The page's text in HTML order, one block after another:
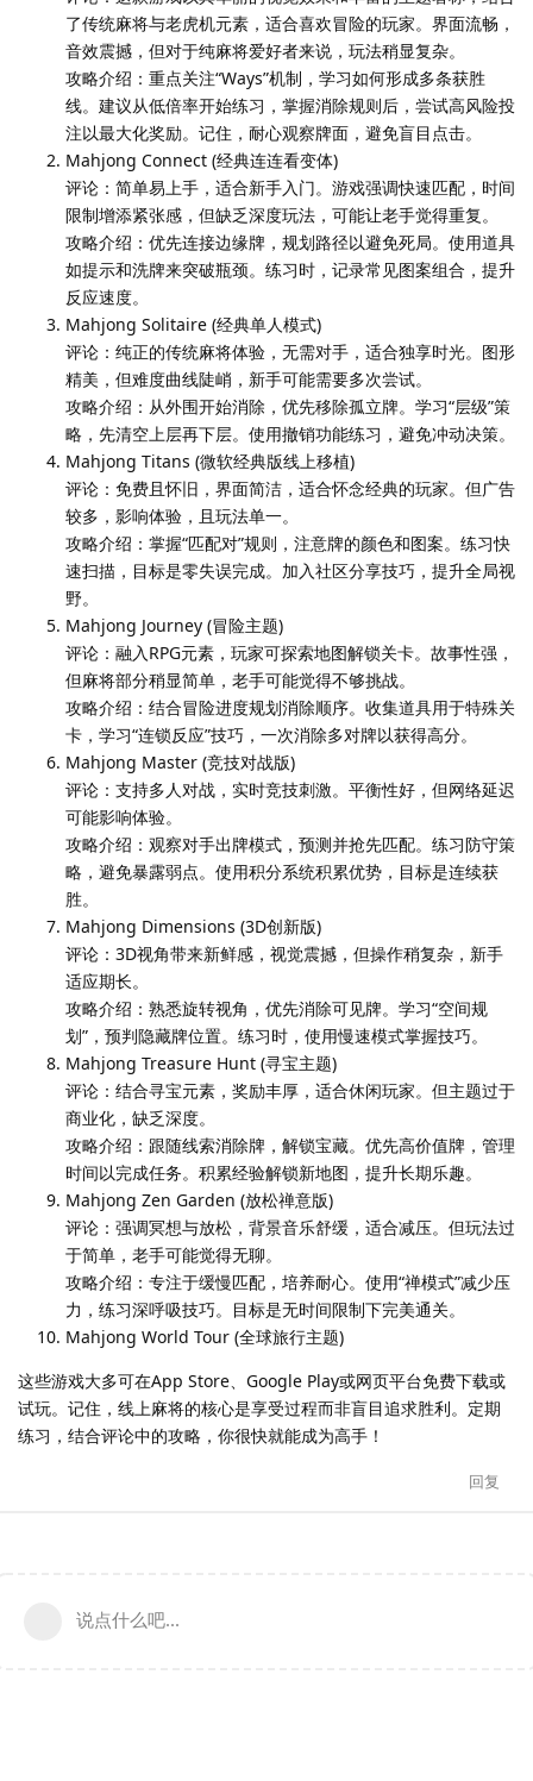
了传统麻将与老虎机元素，适合喜欢冒险的玩家。界面流畅，
音效震撼，但对于纯麻将爱好者来说，玩法稍显复杂。
攻略介绍：重点关注“Ways”机制，学习如何形成多条获胜
线。建议从低倍率开始练习，掌握消除规则后，尝试高风险投
注以最大化奖励。记住，耐心观察牌面，避免盲目点击。
Mahjong Connect (经典连连看变体)
评论：简单易上手，适合新手入门。游戏强调快速匹配，时间
限制增添紧张感，但缺乏深度玩法，可能让老手觉得重复。
攻略介绍：优先连接边缘牌，规划路径以避免死局。使用道具
如提示和洗牌来突破瓶颈。练习时，记录常见图案组合，提升
反应速度。
Mahjong Solitaire (经典单人模式)
评论：纯正的传统麻将体验，无需对手，适合独享时光。图形
精美，但难度曲线陡峭，新手可能需要多次尝试。
攻略介绍：从外围开始消除，优先移除孤立牌。学习“层级”策
略，先清空上层再下层。使用撤销功能练习，避免冲动决策。
Mahjong Titans (微软经典版线上移植)
评论：免费且怀旧，界面简洁，适合怀念经典的玩家。但广告
较多，影响体验，且玩法单一。
攻略介绍：掌握“匹配对”规则，注意牌的颜色和图案。练习快
速扫描，目标是零失误完成。加入社区分享技巧，提升全局视
野。
Mahjong Journey (冒险主题)
评论：融入RPG元素，玩家可探索地图解锁关卡。故事性强，
但麻将部分稍显简单，老手可能觉得不够挑战。
攻略介绍：结合冒险进度规划消除顺序。收集道具用于特殊关
卡，学习“连锁反应”技巧，一次消除多对牌以获得高分。
Mahjong Master (竞技对战版)
评论：支持多人对战，实时竞技刺激。平衡性好，但网络延迟
可能影响体验。
攻略介绍：观察对手出牌模式，预测并抢先匹配。练习防守策
略，避免暴露弱点。使用积分系统积累优势，目标是连续获
胜。
Mahjong Dimensions (3D创新版)
评论：3D视角带来新鲜感，视觉震撼，但操作稍复杂，新手
适应期长。
攻略介绍：熟悉旋转视角，优先消除可见牌。学习“空间规
划”，预判隐藏牌位置。练习时，使用慢速模式掌握技巧。
Mahjong Treasure Hunt (寻宝主题)
评论：结合寻宝元素，奖励丰厚，适合休闲玩家。但主题过于
商业化，缺乏深度。
攻略介绍：跟随线索消除牌，解锁宝藏。优先高价值牌，管理
时间以完成任务。积累经验解锁新地图，提升长期乐趣。
Mahjong Zen Garden (放松禅意版)
评论：强调冥想与放松，背景音乐舒缓，适合减压。但玩法过
于简单，老手可能觉得无聊。
攻略介绍：专注于缓慢匹配，培养耐心。使用“禅模式”减少压
力，练习深呼吸技巧。目标是无时间限制下完美通关。
Mahjong World Tour (全球旅行主题)
这些游戏大多可在App Store、Google Play或网页平台免费下载或
试玩。记住，线上麻将的核心是享受过程而非盲目追求胜利。定期
练习，结合评论中的攻略，你很快就能成为高手！
回复
说点什么吧...